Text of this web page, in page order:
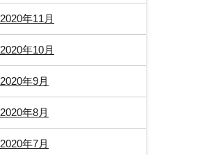
2020年11月
2020年10月
2020年9月
2020年8月
2020年7月